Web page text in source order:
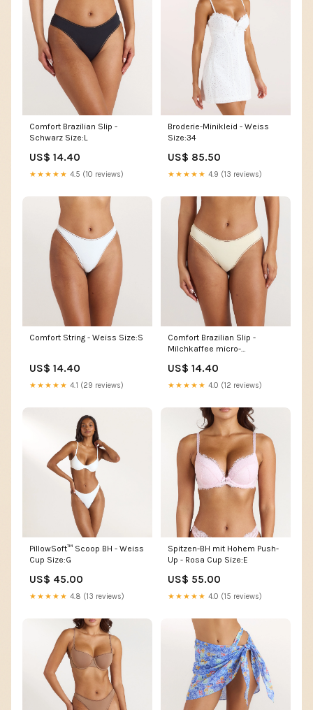
Comfort Brazilian Slip -
Schwarz Size:L
US$ 14.40
★★★★★ 4.5 (10 reviews)
Broderie-Minikleid - Weiss
Size:34
US$ 85.50
★★★★★ 4.9 (13 reviews)
Comfort String - Weiss Size:S
US$ 14.40
★★★★★ 4.1 (29 reviews)
Comfort Brazilian Slip -
Milchkaffee micro-
US$ 14.40
★★★★★ 4.0 (12 reviews)
PillowSoft™ Scoop BH - Weiss
Cup Size:G
US$ 45.00
★★★★★ 4.8 (13 reviews)
Spitzen-BH mit Hohem Push-
Up - Rosa Cup Size:E
US$ 55.00
★★★★★ 4.0 (15 reviews)